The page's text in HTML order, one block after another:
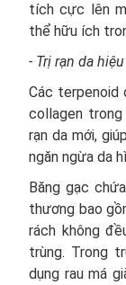
tích cực lên
thể hữu ích
- Trị rạn da
Các terpenoid
collagen
rạn da mới,
ngăn ngừa da
Băng gạc
thương bao
rách không
trùng. Trong
dụng rau má